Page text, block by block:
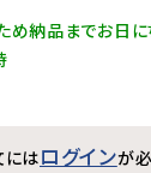
め納品までお日に
にはログインが